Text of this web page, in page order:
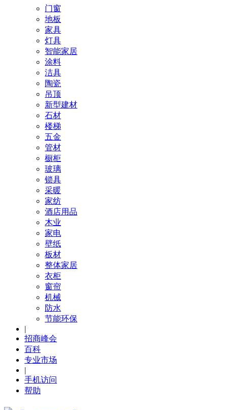
门窗
地板
家具
灯具
智能家居
涂料
洁具
陶瓷
吊顶
新型建材
石材
楼梯
五金
管材
橱柜
玻璃
锁具
采暖
家纺
酒店用品
木业
家电
壁纸
板材
整体家居
衣柜
窗帘
机械
防水
节能环保
|
招商峰会
百科
专业市场
|
手机访问
帮助